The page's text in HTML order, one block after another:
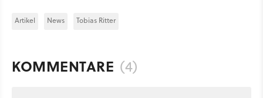
Artikel News Tobias Ritter
KOMMENTARE (4)